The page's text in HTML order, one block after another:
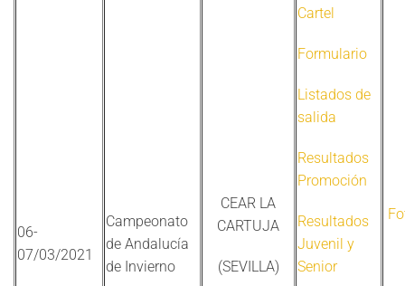
06-
07/03/2021
Campeonato
de Andalucía
de Invierno
CEAR LA
CARTUJA
(SEVILLA)
Cartel
Formulario
Listados de
salida
Resultados
Promoción
Resultados
Juvenil y
Senior